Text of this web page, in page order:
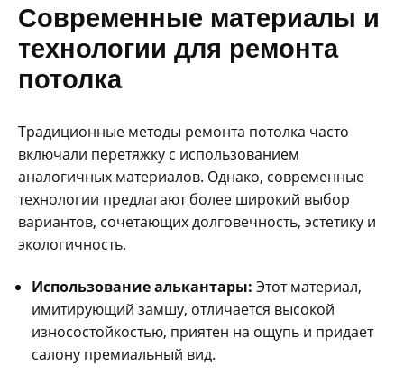
Современные материалы и
технологии для ремонта
потолка
Традиционные методы ремонта потолка часто
включали перетяжку с использованием
аналогичных материалов. Однако, современные
технологии предлагают более широкий выбор
вариантов, сочетающих долговечность, эстетику и
экологичность.
Использование алькантары: Этот материал,
имитирующий замшу, отличается высокой
износостойкостью, приятен на ощупь и придает
салону премиальный вид.